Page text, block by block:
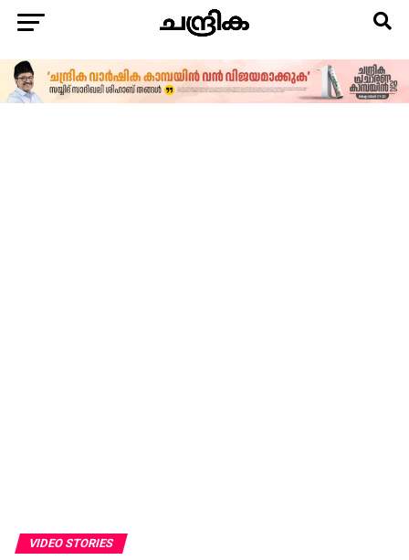
VIDEO STORIES